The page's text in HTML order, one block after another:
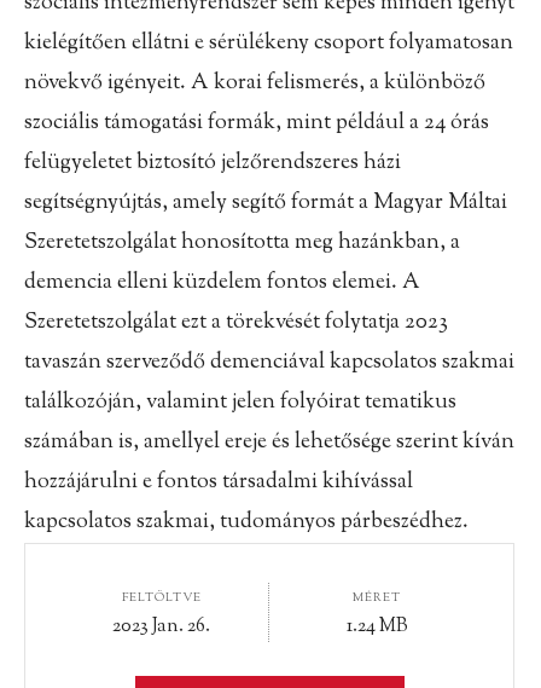
kielégítően ellátni e sérülékeny csoport folyamatosan
növekvő igényeit. A korai felismerés, a különböző
szociális támogatási formák, mintpéldául a 24 órás
felügyeletet biztosító jelzőrendszeres házi
segítségnyújtás,amely segítő formát a Magyar Máltai
Szeretetszolgálathonosította meg hazánkban, a
demencia elleni küzdelem fontoselemei. A
Szeretetszolgálat ezt a törekvését folytatja 2023
tavaszánszerveződő demenciával kapcsolatos szakmai
találkozóján, valamintjelen folyóirat tematikus
számában is, amellyel ereje és lehetőségeszerint kíván
hozzájárulni e fontos társadalmi kihívással
kapcsolatosszakmai, tudományos párbeszédhez.
FELTÖLTVE
2023 Jan. 26.
MÉRET
1.24 MB